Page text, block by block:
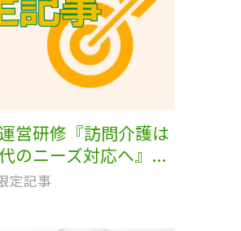
営研修『訪問介護は
のニーズ対応へ』...
定記事